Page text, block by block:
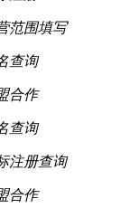
范围填写
查询
合作
查询
注册查询
合作